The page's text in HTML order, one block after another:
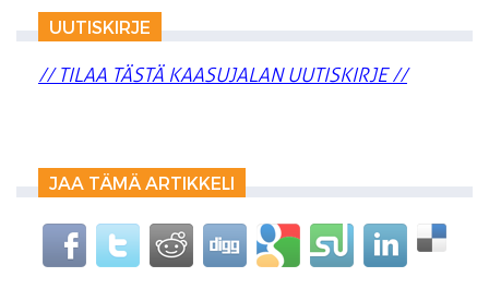
UUTISKIRJE
// TILAA TÄSTÄ KAASUJALAN UUTISKIRJE //
JAA TÄMÄ ARTIKKELI